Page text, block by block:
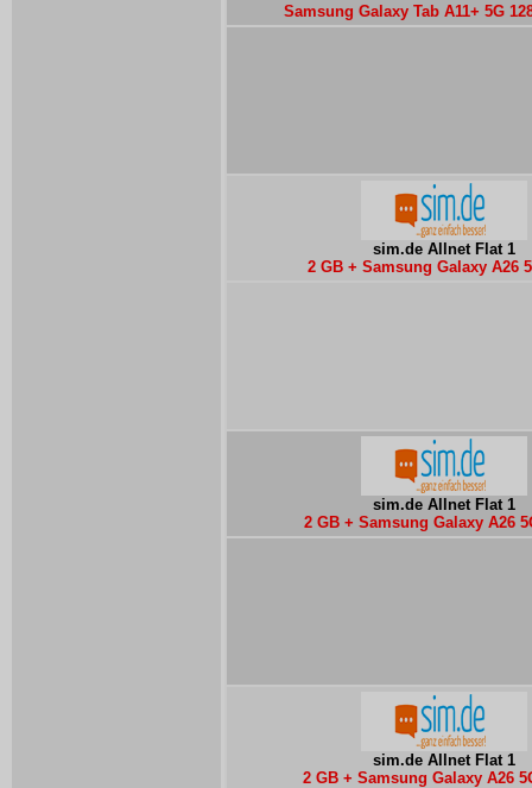
Samsung Galaxy Tab A11+ 5G
sim.de Allnet Flat 1
2 GB + Samsung Galaxy A26
sim.de Allnet Flat 1
2 GB + Samsung Galaxy A26
sim.de Allnet Flat 1
2 GB + Samsung Galaxy A26